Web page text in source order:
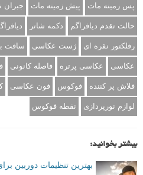
پس زمینه مات پیش زمینه مات جبران
حالت تقدم دیافراگم دکمه شاتر
رفلکتور نقره ای ژست عکاسی سافت
عکاسی عکاسی پرتره فاصله کانونی
فلاش پر کننده فوکوس فون عکاسی
لوازم نورپردازی نقطه فوکوس
بیشتر بخوانید:
بهترین تنظیمات دوربین